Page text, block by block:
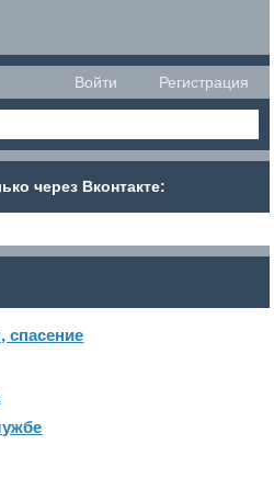
Войти Регистрация
через Вконтакте:
спасение